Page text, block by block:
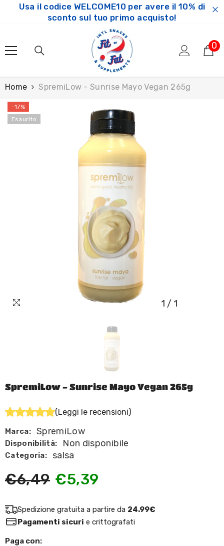
SKIP TO CONTENT
Usa il codice WELCOME10 per avere il 10% di
sconto sul tuo primo acquisto!
00
Home SpremiLow - Sunrise Mayo Vegan 265g
-17%
Esaurito
1 / 1
SpremiLow - Sunrise Mayo Vegan 265g
(Leggi le recensioni)
Marca: SpremiLow
Disponibilità: Non disponibile
Categoria: salsa
€6,49 €5,39
Spedizione gratuita a partire da 24.99€
Pagamenti sicuri e crittografati
Paga con: